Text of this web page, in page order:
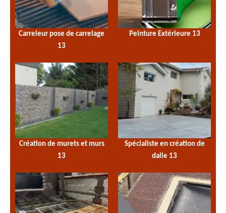
Carreleur pose de carrelage
13
Peinture Extérieure 13
Création de murets et murs
13
Spécialiste en création de
dalle 13